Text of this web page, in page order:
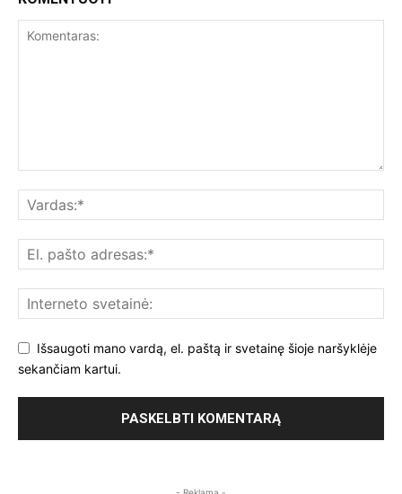
Išsaugoti mano vardą, el. paštą ir svetainę šioje naršyklėje
sekančiam kartui.